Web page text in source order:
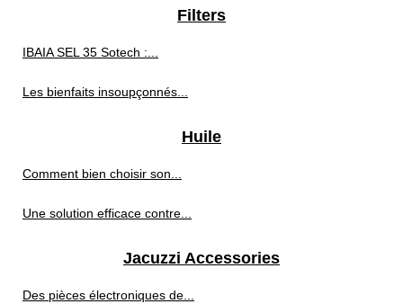
Filters
IBAIA SEL 35 Sotech :...
Les bienfaits insoupçonnés...
Huile
Comment bien choisir son...
Une solution efficace contre...
Jacuzzi Accessories
Des pièces électroniques de...